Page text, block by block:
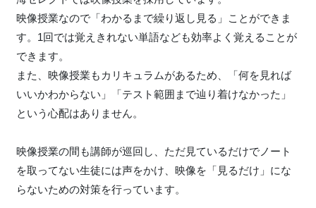
映像授業なので「わかるまで繰り返し見る」ことができま
す。1回では覚えきれない単語なども効率よく覚えることが
できます。
また、映像授業もカリキュラムがあるため、「何を見れば
いいかわからない」「テスト範囲まで辿り着けなかった」
という心配はありません。
映像授業の間も講師が巡回し、ただ見ているだけでノート
を取ってない生徒には声をかけ、映像を「見るだけ」にな
らないための対策を行っています。